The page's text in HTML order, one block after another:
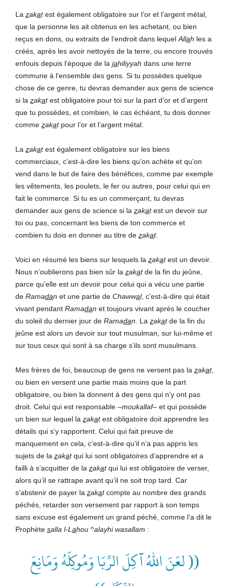
La zakatest également obligatoire sur l’or et l’argent métal,
que la personne les ait obtenus en les achetant, ou bien
reçus en dons, ou extraits de l’endroit dans lequel Allah les a
créés, après les avoir nettoyés de la terre, ou encore trouvés
enfouis depuis l’époque de la jahiliyyah dans une terre
commune à l’ensemble des gens. Si tu possèdes quelque
chose de ce genre, tu devras demander aux gens de science
si la zakatest obligatoire pour toi sur la part d’or et d’argent
que tu possèdes, et combien, le cas échéant, tu dois donner
comme zakatpour l’or et l’argent métal.
La zakatest également obligatoire sur les biens
commerciaux, c’est-à-dire les biens qu’on achète et qu’on
vend dans le but de faire des bénéfices, comme par exemple
les vêtements, les poulets, le fer ou autres, pour celui qui en
fait le commerce. Si tu es un commerçant, tu devras
demander aux gens de science si la zakatest un devoir sur
toi ou pas, concernant les biens de ton commerce et
combien tu dois en donner au titre de zakat.
Voici en résumé les biens sur lesquels la zakatest un devoir.
Nous n’oublierons pas bien sûr la zakatde la fin du jeûne,
parce qu’elle est un devoir pour celui qui a vécu une partie
de Ramadan et une partie de Chawwal, c’est-à-dire qui était
vivant pendant Ramadan et toujours vivant après le coucher
du soleil du dernier jour de Ramadan . La zakatde la fin du
jeûne est alors un devoir sur tout musulman, sur lui-même et
sur tous ceux qui sont à sa charge s’ils sont musulmans.
Mes frères de foi, beaucoup de gens ne versent pas la zakat,
ou bien en versent une partie mais moins que la part
obligatoire, ou bien la donnent à des gens qui n’y ont pas
droit. Celui qui est responsable –moukallaf– et qui possède
un bien sur lequel la zakatest obligatoire doit apprendre les
détails qui s’y rapportent. Celui qui fait preuve de
manquement en cela, c’est-à-dire qu’il n’a pas appris les
sujets de la zakatqui lui sont obligatoires d’apprendre et a
failli à s’acquitter de la zakatqui lui est obligatoire de verser,
alors qu’il se rattrape avant qu’il ne soit trop tard. Car
s’abstenir de payer la zakatcompte au nombre des grands
péchés, retarder son versement par rapport à son temps
sans excuse est également un grand péché, comme l’a dit le
Prophète salla l-L ahou ^alayhi wasallam :
(( لعَنَ اللهُ آكِلَ الرِّبَا وَمُوكِلَهُ وَمَانِعَ